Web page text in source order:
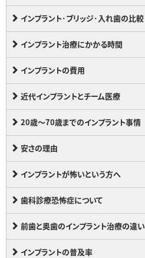
インプラント･ブリッジ･入れ歯の比較
インプラント治療にかかる時間
インプラントの費用
近代インプラントとチーム医療
20歳～70歳までのインプラント事情
安さの理由
インプラントが怖いという方へ
歯科診療恐怖症について
前歯と奥歯のインプラント治療の違い
インプラントの普及率